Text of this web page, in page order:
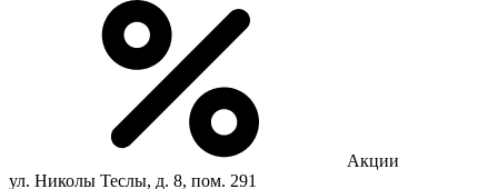
Акции
ул. Николы Теслы, д. 8, пом. 291